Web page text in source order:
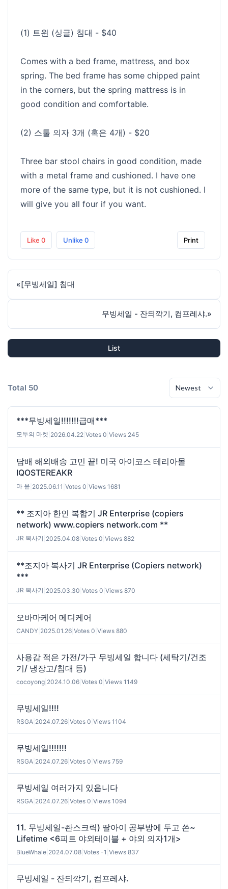
(1) 트윈 (싱글) 침대 - $40
Comes with a bed frame, mattress, and box
spring. The bed frame has some chipped paint
in the corners, but the spring mattress is in
good condition and comfortable.
(2) 스툴 의자 3개 (혹은 4개) - $20
Three bar stool chairs in good condition, made
with a metal frame and cushioned. I have one
more of the same type, but it is not cushioned. I
will give you all four if you want.
Like 0 Unlike 0 Print
«[무빙세일] 침대
무빙세일 - 잔듸깍기, 컴프레샤.»
List
Total 50
***무빙세일!!!!!!!급매***
모두의 마켓 2026.04.22 Votes 0 Views 245
담배 해외배송 고민 끝! 미국 아이코스 테리아몰
IQOSTEREAKR
마 윤 2025.06.11 Votes 0 Views 1681
** 조지아 한인 복합기 JR Enterprise (copiers
network) www.copiers network.com **
JR 복사기 2025.04.08 Votes 0 Views 882
**조지아 복사기 JR Enterprise (Copiers network)
***
JR 복사기 2025.03.30 Votes 0 Views 870
오바마케어 메디케어
CANDY 2025.01.26 Votes 0 Views 880
사용감 적은 가전/가구 무빙세일 합니다 (세탁기/건조
기/ 냉장고/침대 등)
cocoyong 2024.10.06 Votes 0 Views 1149
무빙세일!!!!
RSGA 2024.07.26 Votes 0 Views 1104
무빙세일!!!!!!!
RSGA 2024.07.26 Votes 0 Views 759
무빙세일 여러가지 있읍니다
RSGA 2024.07.26 Votes 0 Views 1094
11. 무빙세일-좐스크릭) 딸아이 공부방에 두고 쓴~
Lifetime <6피트 야외테이블 + 야외 의자1개>
BlueWhale 2024.07.08 Votes -1 Views 837
무빙세일 - 잔듸깍기, 컴프레샤.